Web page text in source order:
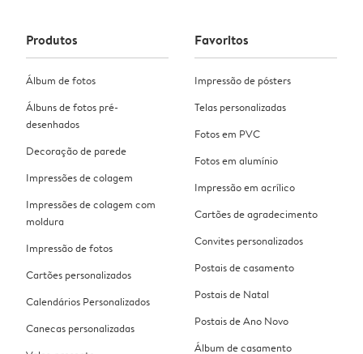
Produtos
Álbum de fotos
Álbuns de fotos pré-
desenhados
Decoração de parede
Impressões de colagem
Impressões de colagem com
moldura
Impressão de fotos
Cartões personalizados
Calendários Personalizados
Canecas personalizadas
Favoritos
Impressão de pósters
Telas personalizadas
Fotos em PVC
Fotos em alumínio
Impressão em acrílico
Cartões de agradecimento
Convites personalizados
Postais de casamento
Postais de Natal
Postais de Ano Novo
Álbum de casamento